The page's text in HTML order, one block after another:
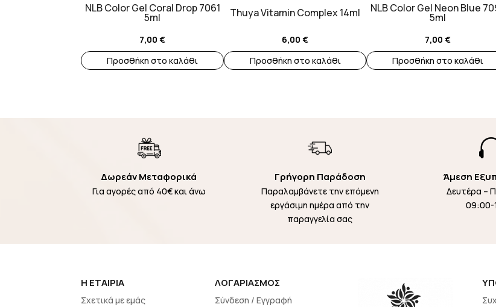
NLB Color Gel Coral Drop 7061
5ml
7,00€
Προσθήκη στο καλάθι
Thuya Vitamin Complex 14ml
6,00€
Προσθήκη στο καλάθι
NLB Color Gel Neon Blue
5ml
7,00€
Προσθήκη στο καλάθι
Δωρεάν Μεταφορικά
Για αγορές από 40€ και άνω
Γρήγορη Παράδοση
Παραλαμβάνετε την επόμενη
εργάσιμη ημέρα από την
παραγγελία σας
Άμεση
Δευτέρα –
09:00-
H EΤΑΙΡΙΑ
Σχετικά με εμάς
ΛΟΓΑΡΙΑΣΜΟΣ
Σύνδεση / Εγγραφή